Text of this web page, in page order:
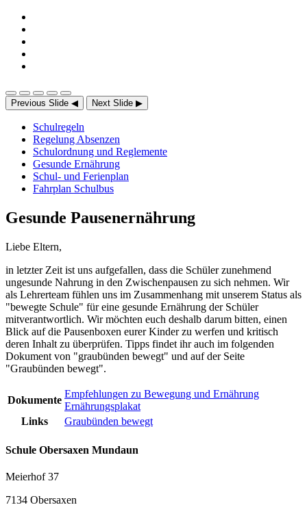
Previous Slide ◀ Next Slide ▶
Schulregeln
Regelung Absenzen
Schulordnung und Reglemente
Gesunde Ernährung
Schul- und Ferienplan
Fahrplan Schulbus
Gesunde Pausenernährung
Liebe Eltern,
in letzter Zeit ist uns aufgefallen, dass die Schüler zunehmend
ungesunde Nahrung in den Zwischenpausen zu sich nehmen. Wir
als Lehrerteam fühlen uns im Zusammenhang mit unserem Status als
"bewegte Schule" für eine gesunde Ernährung der Schüler
mitverantwortlich. Wir möchten euch deshalb darum bitten, einen
Blick auf die Pausenboxen eurer Kinder zu werfen und kritisch
deren Inhalt zu überprüfen. Tipps findet ihr auch im folgenden
Dokument von "graubünden bewegt" und auf der Seite
"Graubünden bewegt".
Dokumente
Empfehlungen zu Bewegung und Ernährung
Ernährungsplakat
Links
Graubünden bewegt
Schule Obersaxen Mundaun
Meierhof 37
7134 Obersaxen